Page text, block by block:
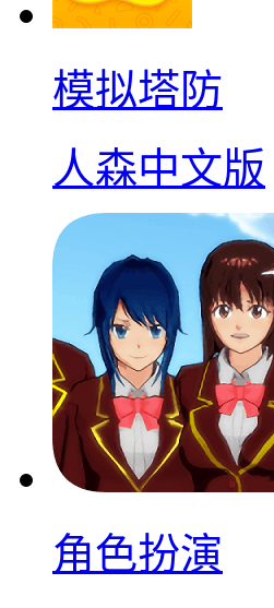
模拟塔防
人森中文版
角色扮演